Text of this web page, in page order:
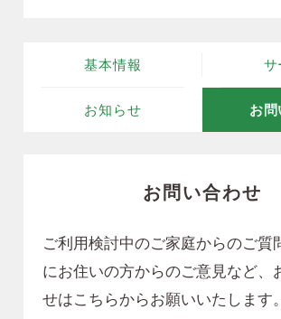
基本情報 サ
お知らせ お
お問い合わせ
ご利用検討中のご家庭からのご質
にお住いの方からのご意見など、
せはこちらからお願いいたします。